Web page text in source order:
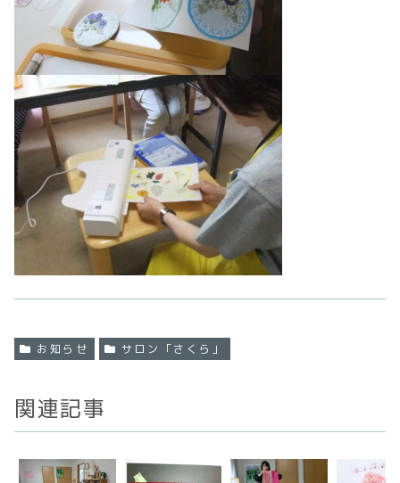
お知らせ サロン「さくら」
関連記事